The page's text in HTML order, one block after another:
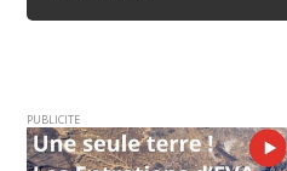
PUBLICITE